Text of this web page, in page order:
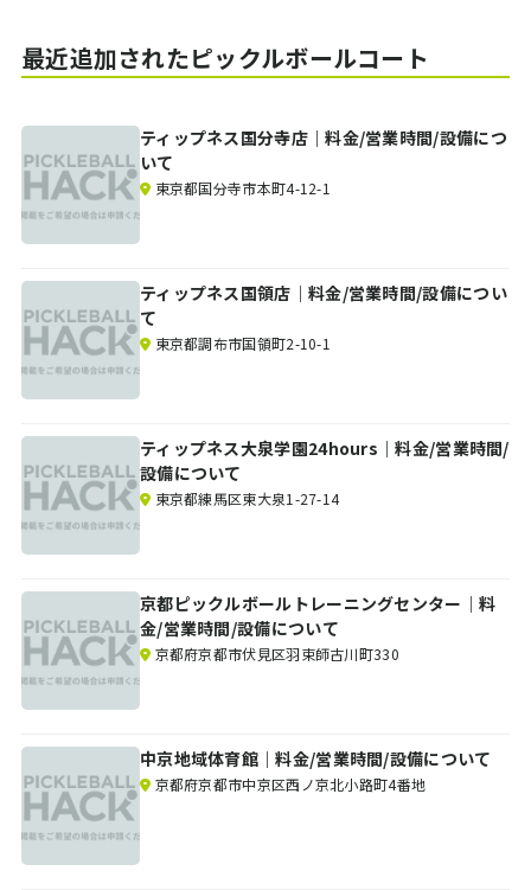
最近追加されたピックルボールコート
ティップネス国分寺店｜料金/営業時間/設備につ
いて
東京都国分寺市本町4-12-1
ティップネス国領店｜料金/営業時間/設備につい
て
東京都調布市国領町2-10-1
ティップネス大泉学園24hours｜料金/営業時間/
設備について
東京都練馬区東大泉1-27-14
京都ピックルボールトレーニングセンター｜料
金/営業時間/設備について
京都府京都市伏見区羽束師古川町330
中京地域体育館｜料金/営業時間/設備について
京都府京都市中京区西ノ京北小路町4番地